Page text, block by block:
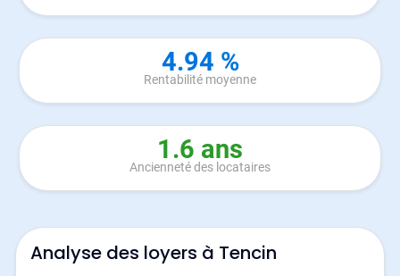
4.94 %
Rentabilité moyenne
1.6 ans
Ancienneté des locataires
Analyse des loyers à Tencin